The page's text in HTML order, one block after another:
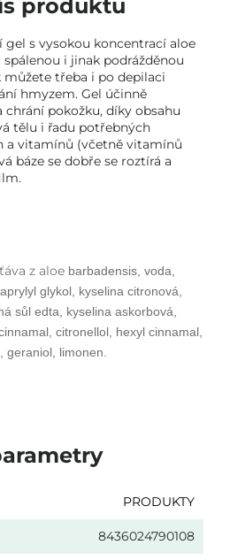
produktu
gel s vysokou koncentrací aloe
i jinak podrážděnou
třeba i po depilaci
hmyzem. Gel účinně
chrání pokožku, díky obsahu
tělu i řadu potřebných
a vitamínů (včetně vitamínů
báze se dobře se roztírá a
z aloe barbadensis, voda,
glykol, kyselina citronová,
sůl edta, kyselina askorbová,
citronellol, hexyl cinnamal,
geraniol, limonen.
PRODUKTY
8436024790108